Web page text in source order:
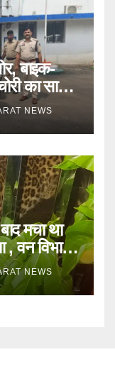
बाइक-
का सामान
NEWS
मचा था
वन विभाग
NEWS